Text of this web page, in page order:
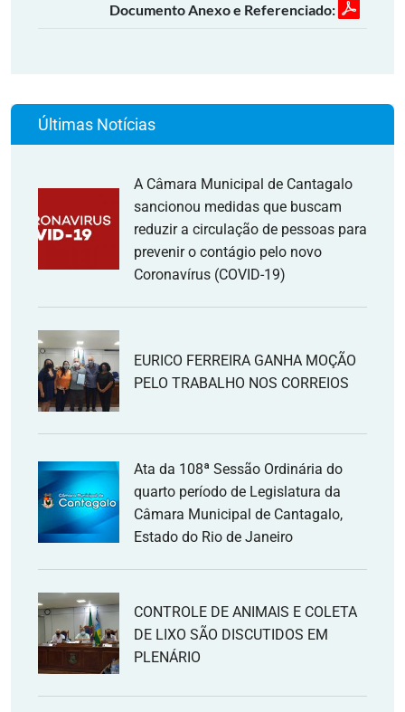
Documento Anexo e Referenciado:
Últimas Notícias
A Câmara Municipal de Cantagalo
sancionou medidas que buscam
reduzir a circulação de pessoas para
prevenir o contágio pelo novo
Coronavírus (COVID-19)
EURICO FERREIRA GANHA MOÇÃO
PELO TRABALHO NOS CORREIOS
Ata da 108ª Sessão Ordinária do
quarto período de Legislatura da
Câmara Municipal de Cantagalo,
Estado do Rio de Janeiro
CONTROLE DE ANIMAIS E COLETA
DE LIXO SÃO DISCUTIDOS EM
PLENÁRIO